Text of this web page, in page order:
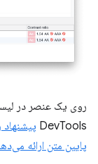
روی یک عنصر در
DevTools
پایین متن ارائه